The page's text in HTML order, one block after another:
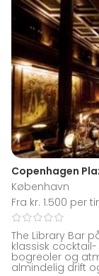
Copenhagen
København
Fra kr. 1.500 per
The Library Bar
klassisk
bogreoler og
almindelig drift